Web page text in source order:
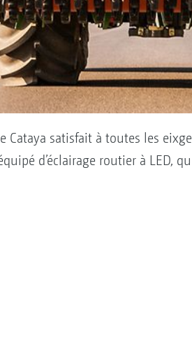
Cataya satisfait à toutes les
d’éclairage routier à LED,